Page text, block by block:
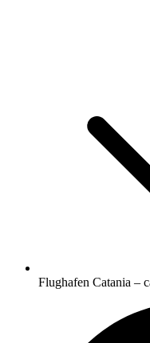
Flughafen Catania –